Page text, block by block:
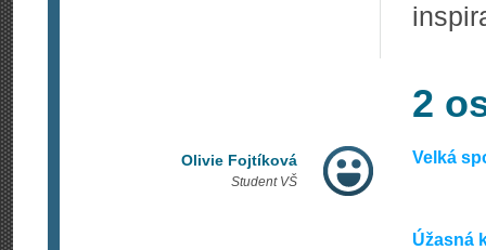
2
Olivie Fojtíková
Student VŠ
Velká
Úžasná